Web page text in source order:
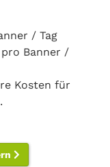
/ Tag
Banner /
Kosten für